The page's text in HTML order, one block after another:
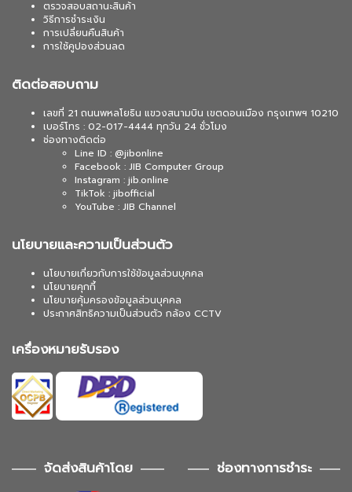
ตรวจสอบสถานะสินค้า
วิธีการชำระเงิน
การเปลี่ยนคืนสินค้า
การใช้คูปองส่วนลด
ติดต่อสอบถาม
เลขที่ 21 ถนนพหลโยธิน แขวงสนามบิน เขตดอนเมือง กรุงเทพฯ 10210
เบอร์โทร : 02-017-4444 ทุกวัน 24 ชั่วโมง
ช่องทางติดต่อ
Line ID : @jibonline
Facebook : JIB Computer Group
Instagram : jib.online
TikTok : jibofficial
YouTube : JIB Channel
นโยบายและความเป็นส่วนตัว
นโยบายเกี่ยวกับการใช้ข้อมูลส่วนบุคคล
นโยบายคุกกี้
นโยบายคุ้มครองข้อมูลส่วนบุคคล
ประกาศสิทธิความเป็นส่วนตัว กล้อง CCTV
เครื่องหมายรับรอง
จัดส่งสินค้าโดย ช่องทางการชำระ